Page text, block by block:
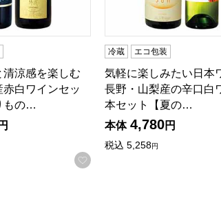
する
涼感を楽しむ
白ワインセッ
もの…
お気に入りに登録する
冷蔵 エコ包装
気軽に楽しみたい日本
長野・山梨産の辛口白
本セット【夏の…
本体 4,780円
税込 5,258円
い。